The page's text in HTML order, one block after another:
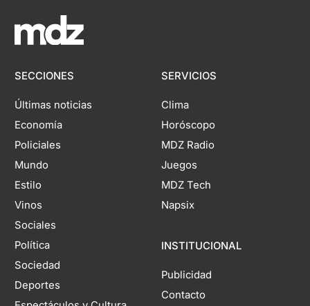
SECCIONES
Últimas noticias
Economía
Policiales
Mundo
Estilo
Vinos
Sociales
Política
Sociedad
Deportes
SERVICIOS
Clima
Horóscopo
MDZ Radio
Juegos
MDZ Tech
Napsix
INSTITUCIONAL
Publicidad
Contacto